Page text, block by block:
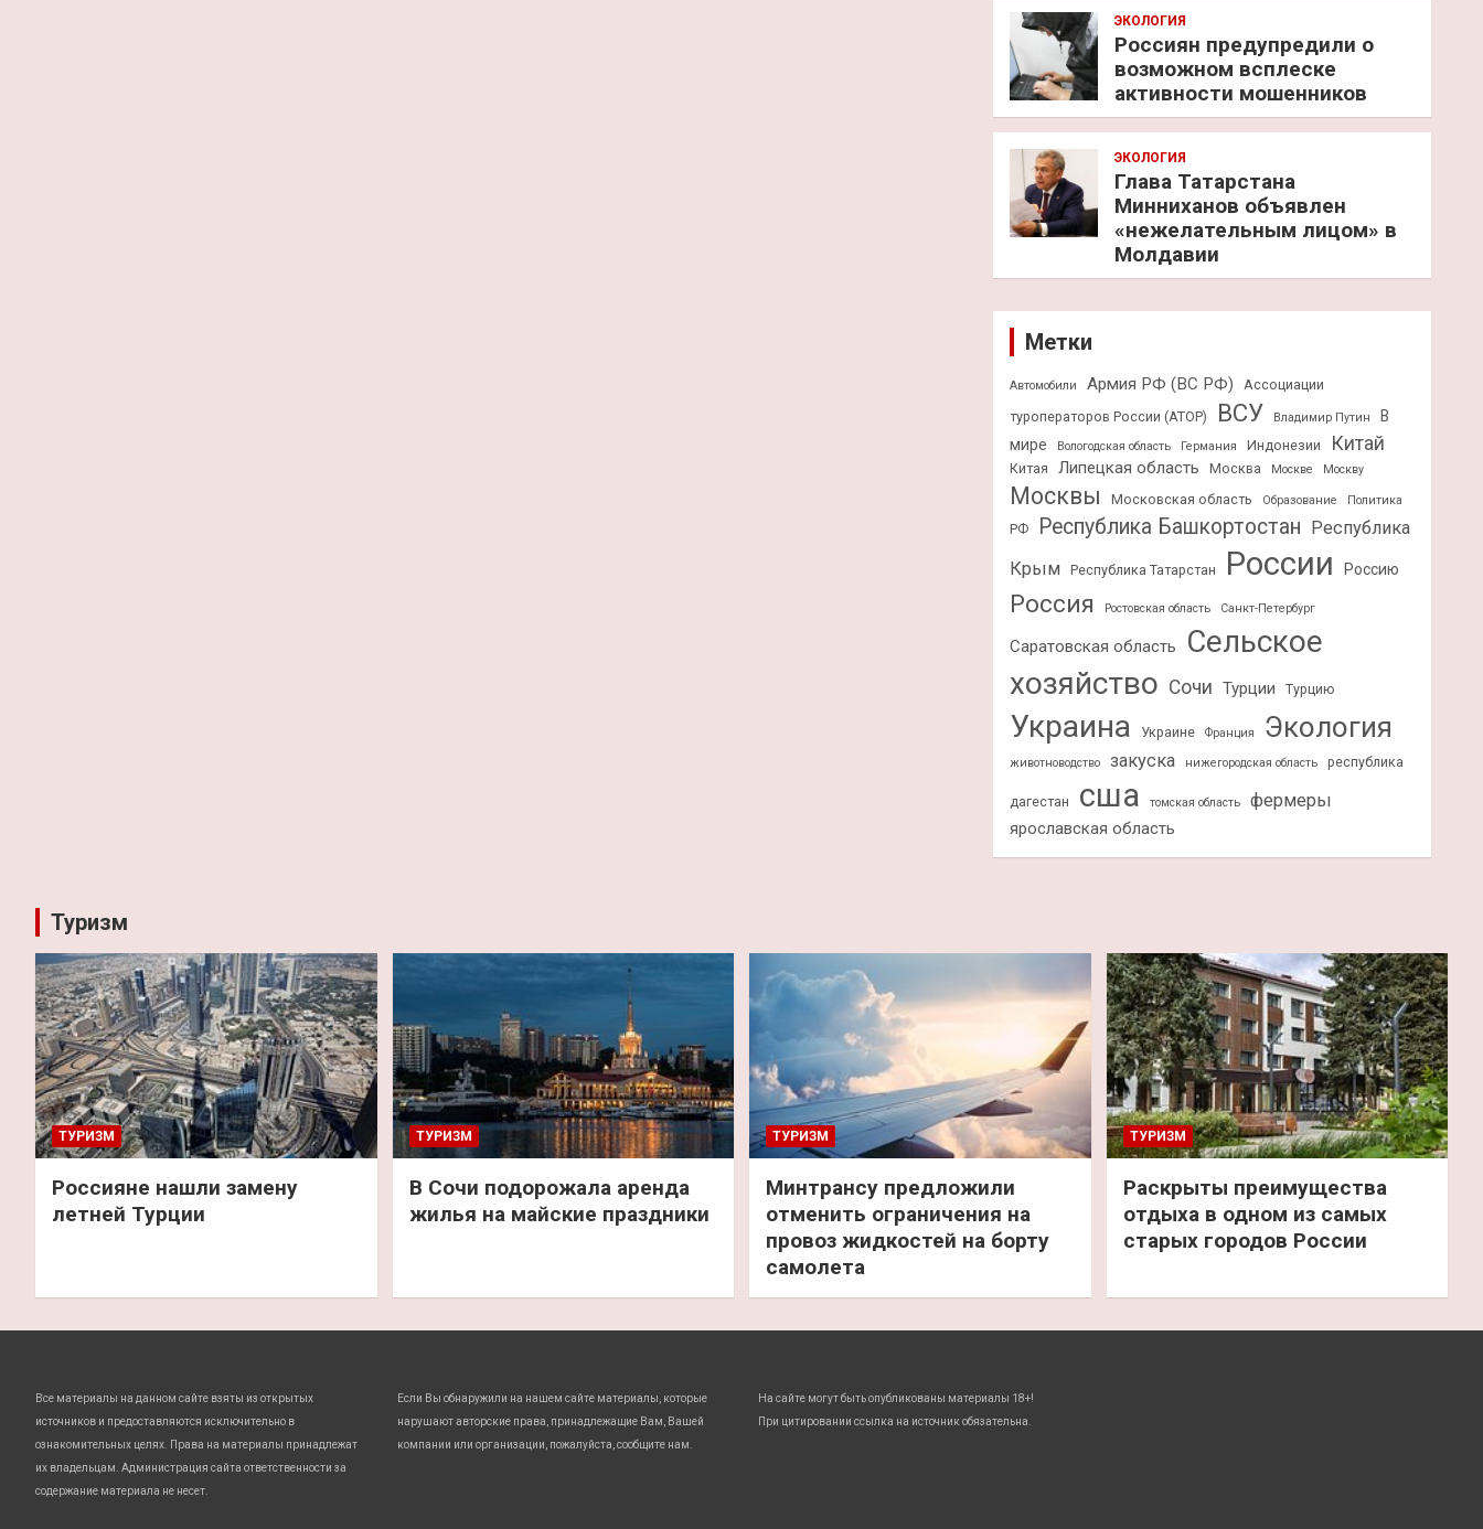
ЭКОЛОГИЯ
Россиян предупредили о
возможном всплеске
активности мошенников
ЭКОЛОГИЯ
Глава Татарстана
Минниханов объявлен
«нежелательным лицом» в
Молдавии
Метки
Автомобили Армия РФ (ВС РФ)
Ассоциации
туроператоров России (АТОР)
ВСУ Владимир Путин
В
мире
Вологодская область Германия Индонезии Китай
Китая Липецкая область Москва Москве Москву
Москвы Московская область Образование Политика
РФ Республика Башкортостан Республика
Крым
Республика Татарстан России Россию
Россия Ростовская область Санкт-Петербург
Саратовская область
Сельское
хозяйство Сочи Турции Турцию
Украина Украине Франция Экология
животноводство закуска нижегородская область республика
дагестан сша томская область фермеры
ярославская область
Туризм
ТУРИЗМ
Россияне нашли замену
летней Турции
ТУРИЗМ
В Сочи подорожала аренда
жилья на майские праздники
ТУРИЗМ
Минтрансу предложили
отменить ограничения на
провоз жидкостей на борту
самолета
ТУРИЗМ
Раскрыты преимущества
отдыха в одном из самых
старых городов России
Все материалы на данном сайте взяты из открытых
источников и предоставляются исключительно в
ознакомительных целях. Права на материалы принадлежат
их владельцам. Администрация сайта ответственности за
содержание материала не несет.
Если Вы обнаружили на нашем сайте материалы, которые
нарушают авторские права, принадлежащие Вам, Вашей
компании или организации, пожалуйста, сообщите нам.
На сайте могут быть опубликованы материалы 18+!
При цитировании ссылка на источник обязательна.